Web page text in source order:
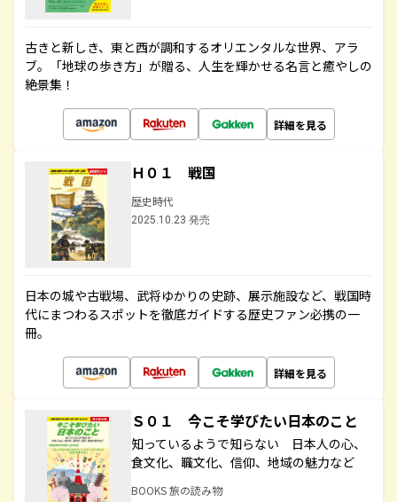
古きと新しき、東と西が調和するオリエンタルな世界、アラ
ブ。「地球の歩き方」が贈る、人生を輝かせる名言と癒やしの
絶景集！
詳細を見る
Ｈ０１ 戦国
歴史時代
2025.10.23 発売
日本の城や古戦場、武将ゆかりの史跡、展示施設など、戦国時
代にまつわるスポットを徹底ガイドする歴史ファン必携の一
冊。
詳細を見る
Ｓ０１ 今こそ学びたい日本のこと
知っているようで知らない 日本人の心、
食文化、職文化、信仰、地域の魅力など
BOOKS 旅の読み物